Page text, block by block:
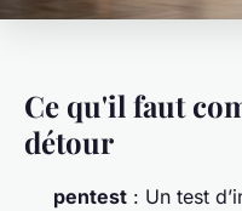
Ce qu'il faut
détour
pentest : Un test